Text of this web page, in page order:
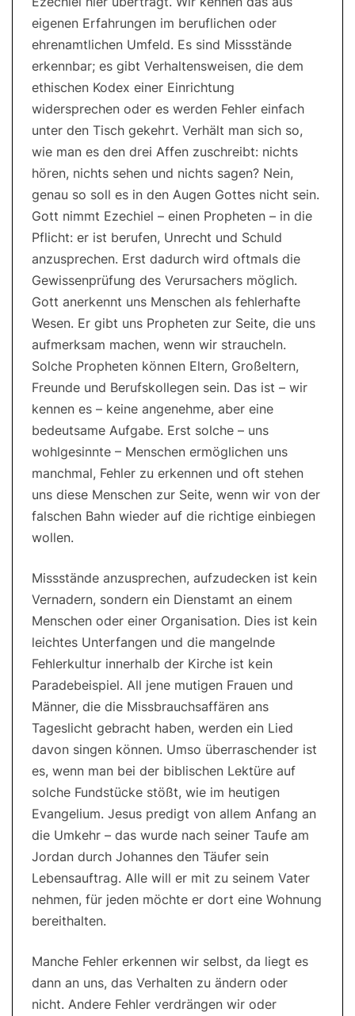
eigenen Erfahrungen im beruflichen oder
ehrenamtlichen Umfeld. Es sind Missstände
erkennbar; es gibt Verhaltensweisen, die dem
ethischen Kodex einer Einrichtung
widersprechen oder es werden Fehler einfach
unter den Tisch gekehrt. Verhält man sich so,
wie man es den drei Affen zuschreibt: nichts
hören, nichts sehen und nichts sagen? Nein,
genau so soll es in den Augen Gottes nicht sein.
Gott nimmt Ezechiel – einen Propheten – in die
Pflicht: er ist berufen, Unrecht und Schuld
anzusprechen. Erst dadurch wird oftmals die
Gewissenprüfung des Verursachers möglich.
Gott anerkennt uns Menschen als fehlerhafte
Wesen. Er gibt uns Propheten zur Seite, die uns
aufmerksam machen, wenn wir straucheln.
Solche Propheten können Eltern, Großeltern,
Freunde und Berufskollegen sein. Das ist – wir
kennen es – keine angenehme, aber eine
bedeutsame Aufgabe. Erst solche – uns
wohlgesinnte – Menschen ermöglichen uns
manchmal, Fehler zu erkennen und oft stehen
uns diese Menschen zur Seite, wenn wir von der
falschen Bahn wieder auf die richtige einbiegen
wollen.
Missstände anzusprechen, aufzudecken ist kein
Vernadern, sondern ein Dienstamt an einem
Menschen oder einer Organisation. Dies ist kein
leichtes Unterfangen und die mangelnde
Fehlerkultur innerhalb der Kirche ist kein
Paradebeispiel. All jene mutigen Frauen und
Männer, die die Missbrauchsaffären ans
Tageslicht gebracht haben, werden ein Lied
davon singen können. Umso überraschender ist
es, wenn man bei der biblischen Lektüre auf
solche Fundstücke stößt, wie im heutigen
Evangelium. Jesus predigt von allem Anfang an
die Umkehr – das wurde nach seiner Taufe am
Jordan durch Johannes den Täufer sein
Lebensauftrag. Alle will er mit zu seinem Vater
nehmen, für jeden möchte er dort eine Wohnung
bereithalten.
Manche Fehler erkennen wir selbst, da liegt es
dann an uns, das Verhalten zu ändern oder
nicht. Andere Fehler verdrängen wir oder